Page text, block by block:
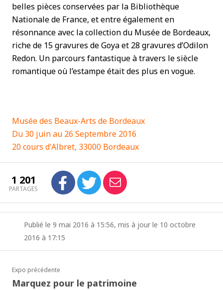
belles pièces conservées par la Bibliothèque
Nationale de France, et entre également en
résonnance avec la collection du Musée de Bordeaux,
riche de 15 gravures de Goya et 28 gravures d’Odilon
Redon. Un parcours fantastique à travers le siècle
romantique où l’estampe était des plus en vogue.
Musée des Beaux-Arts de Bordeaux
Du 30 juin au 26 Septembre 2016
20 cours d'Albret, 33000 Bordeaux
1 201
PARTAGES
Publié le 9 mai 2016 à 15:56, mis à jour le 10 octobre
2016 à 17:15
Expo précédente
Marquez pour le patrimoine